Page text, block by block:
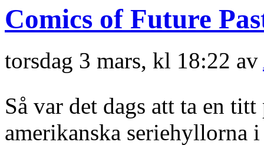
Comics of Future
torsdag 3 mars, kl 18:22 av
Så var det dags att ta en
amerikanska seriehyllorna